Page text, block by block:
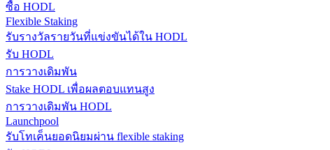
การวิเคราะห์ข้อมูลขนาดใหญ่ รวมถึงข้อมูลการค้า ฯลฯ
ซื้อ HODL
Flexible Staking
รับรางวัลรายวันที่แข่งขันได้ใน HODL
รับ HODL
การวางเดิมพัน
Stake HODL เพื่อผลตอบแทนสูง
การวางเดิมพัน HODL
Launchpool
รับโทเค็นยอดนิยมผ่าน flexible staking